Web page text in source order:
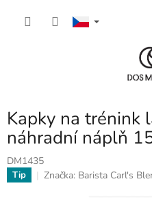
Kapky na trénink
náhradní náplň
DM1435
Tip Značka: Barista Carl's